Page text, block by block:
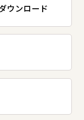
ウンロード